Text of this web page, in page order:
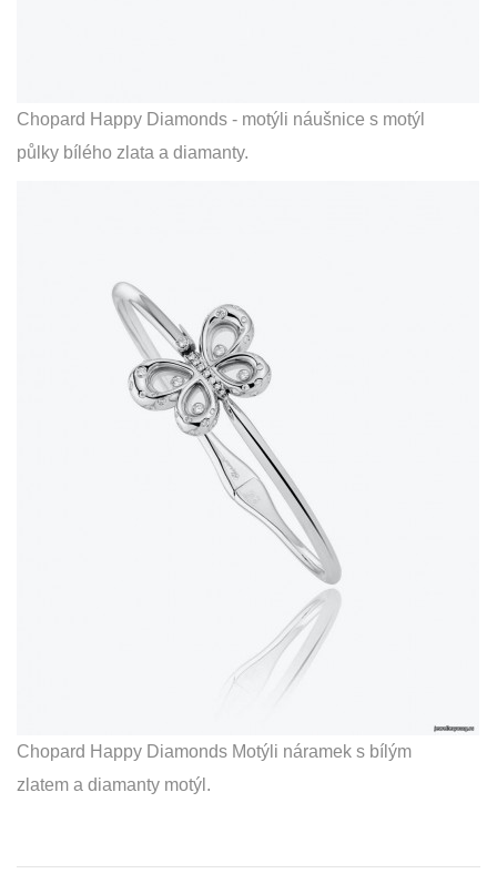
Chopard Happy Diamonds - motýli náušnice s motýl
půlky bílého zlata a diamanty.
Chopard Happy Diamonds Motýli náramek s bílým
zlatem a diamanty motýl.